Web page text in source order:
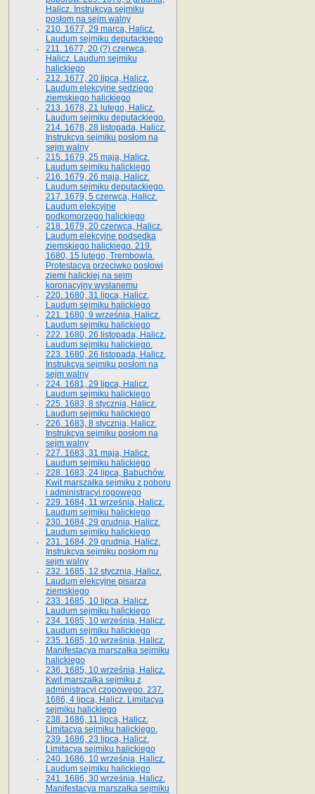
Halicz. Instrukcya sejmiku
posłom na sejm walny
210. 1677, 29 marca, Halicz.
Laudum sejmiku deputackiego
211. 1677, 20 (?) czerwca,
Halicz. Laudum sejmiku
halickiego
212. 1677, 20 lipca, Halicz.
Laudum elekcyjne sędziego
ziemskiego halickiego
213. 1678, 21 lutego, Halicz.
Laudum sejmiku deputackiego.
214. 1678, 28 listopada, Halicz.
Instrukcya sejmiku posłom na
sejm walny
215. 1679, 25 maja, Halicz.
Laudum sejmiku halickiego
216. 1679, 26 maja, Halicz.
Laudum sejmiku deputackiego.
217. 1679, 5 czerwca, Halicz.
Laudum elekcyjne
podkomorzego halickiego
218. 1679, 20 czerwca, Halicz.
Laudum elekcyjne podsędka
ziemskiego halickiego. 219.
1680, 15 lutego, Trembowla.
Protestacya przeciwko posłowi
ziemi halickiej na sejm
koronacyjny wysłanemu
220. 1680, 31 lipca, Halicz.
Laudum sejmiku halickiego
221. 1680, 9 września, Halicz.
Laudum sejmiku halickiego
222. 1680, 26 listopada, Halicz.
Laudum sejmiku halickiego.
223. 1680, 26 listopada, Halicz.
Instrukcya sejmiku posłom na
sejm walny
224. 1681, 29 lipca, Halicz.
Laudum sejmiku halickiego
225. 1683, 8 stycznia, Halicz.
Laudum sejmiku halickiego
226. 1683, 8 stycznia, Halicz.
Instrukcya sejmiku posłom na
sejm walny
227. 1683, 31 maja, Halicz.
Laudum sejmiku halickiego
228. 1683, 24 lipca, Babuchów.
Kwit marszałka sejmiku z poboru
i administracyi rogowego
229. 1684, 11 września, Halicz.
Laudum sejmiku halickiego
230. 1684, 29 grudnia, Halicz.
Laudum sejmiku halickiego
231. 1684, 29 grudnia, Halicz.
Instrukcya sejmiku posłom nu
sejm walny
232. 1685, 12 stycznia, Halicz.
Laudum elekcyjne pisarza
ziemskiego
233. 1685, 10 lipca, Halicz.
Laudum sejmiku halickiego
234. 1685, 10 września, Halicz.
Laudum sejmiku halickiego
235. 1685, 10 września, Halicz.
Manifestacya marszałka sejmiku
halickiego
236. 1685, 10 września, Halicz.
Kwit marszałka sejmiku z
administracyi czopowego. 237.
1686, 4 lipca, Halicz. Limitacya
sejmiku halickiego
238. 1686, 11 lipca, Halicz.
Limitacya sejmiku halickiego.
239. 1686, 23 lipca, Halicz.
Limitacya sejmiku halickiego
240. 1686, 10 września, Halicz.
Laudum sejmiku halickiego
241. 1686, 30 września, Halicz.
Manifestacya marszałka sejmiku